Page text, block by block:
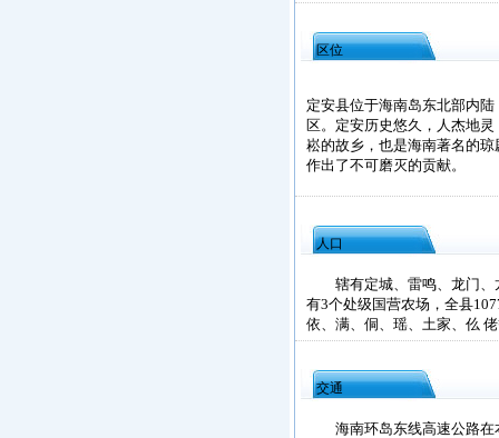
区位
定安县位于海南岛东北部内
区。定安历史悠久，人杰地
崧的故乡，也是海南著名的
作出了不可磨灭的贡献。
人口
辖有定城、雷鸣、龙门、
有3个处级国营农场，全县
依、满、侗、瑶、土家、仫
交通
海南环岛东线高速公路在